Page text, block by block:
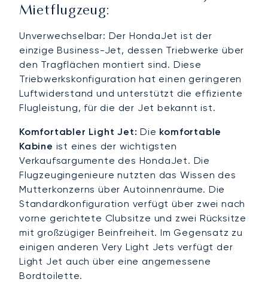
Mietflugzeug:
Unverwechselbar: Der HondaJet ist der
einzige Business-Jet, dessen Triebwerke über
den Tragflächen montiert sind. Diese
Triebwerkskonfiguration hat einen geringeren
Luftwiderstand und unterstützt die effiziente
Flugleistung, für die der Jet bekannt ist.
Komfortabler Light Jet: Die komfortable
Kabine ist eines der wichtigsten
Verkaufsargumente des HondaJet. Die
Flugzeugingenieure nutzten das Wissen des
Mutterkonzerns über Autoinnenräume. Die
Standardkonfiguration verfügt über zwei nach
vorne gerichtete Clubsitze und zwei Rücksitze
mit großzügiger Beinfreiheit. Im Gegensatz zu
einigen anderen Very Light Jets verfügt der
Light Jet auch über eine angemessene
Bordtoilette.